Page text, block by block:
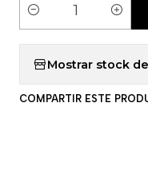
t
i
Mostrar stock
COMPARTIR ESTE